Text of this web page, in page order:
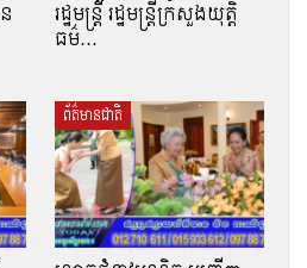
រដ្ឋមន្ត្រី រដ្ឋមន្ត្រីក្រសួងយុត្តិ
ធម៌…
ព័ត៌មានជាតិ